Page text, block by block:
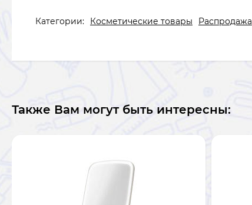
Категории: Косметические товары Распродажа
Также Вам могут быть интересны: